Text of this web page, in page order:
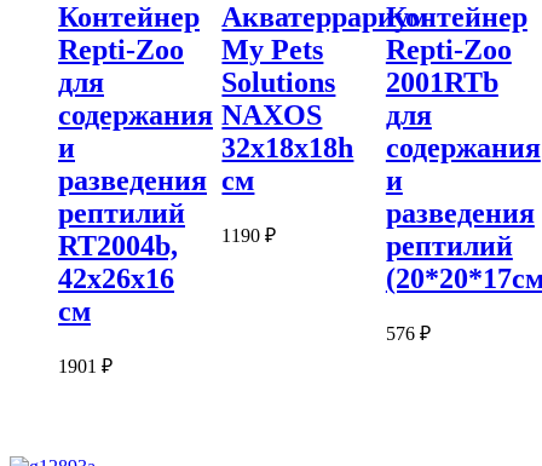
Контейнер
Repti-Zoo
для
содержания
и
разведения
рептилий
RT2004b,
42х26х16
см
1901 ₽
Акватеррариум
My Pets
Solutions
NAXOS
32x18x18h
см
1190₽
Контейнер
Repti-Zoo
2001RTb
для
содержания
и
разведения
рептилий
576 ₽